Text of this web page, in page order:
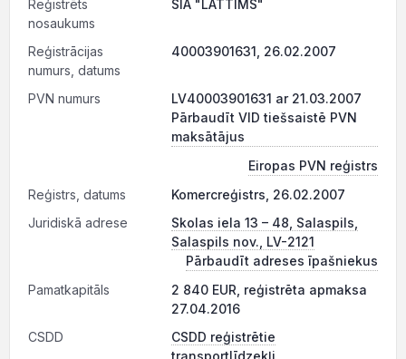
Reģistrēts
nosaukums
SIA "LATTIMS"
Reģistrācijas
numurs, datums
40003901631, 26.02.2007
PVN numurs
LV40003901631 ar 21.03.2007
Pārbaudīt VID tiešsaistē PVN
maksātājus
Eiropas PVN reģistrs
Reģistrs, datums
Komercreģistrs, 26.02.2007
Juridiskā adrese
Skolas iela 13 – 48, Salaspils,
Salaspils nov., LV-2121
Pārbaudīt adreses īpašniekus
Pamatkapitāls
2 840 EUR, reģistrēta apmaksa
27.04.2016
CSDD
CSDD reģistrētie
transportlīdzekļi